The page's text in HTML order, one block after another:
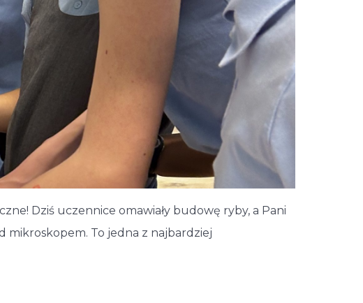
Dziś uczennice omawiały budowę ryby, a Pani
mikroskopem. To jedna z najbardziej